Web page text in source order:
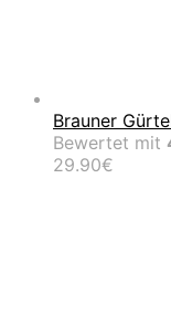
Brauner
Bewertet mit
29.90€